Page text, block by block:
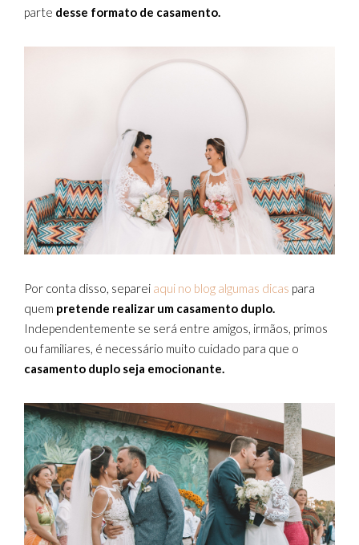
parte desse formato de casamento.
Por conta disso, separei aqui no blog algumas dicas para
quem pretende realizar um casamento duplo.
Independentemente se será entre amigos, irmãos, primos
ou familiares, é necessário muito cuidado para que o
casamento duplo seja emocionante.